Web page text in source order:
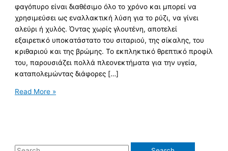
φαγόπυρο είναι διαθέσιμο όλο το χρόνο και μπορεί να
χρησιμεύσει ως εναλλακτική λύση για το ρύζι, να γίνει
αλεύρι ή χυλός. Όντας χωρίς γλουτένη, αποτελεί
εξαιρετικό υποκατάστατο του σιταριού, της σίκαλης, του
κριθαριού και της βρώμης. Το εκπληκτικό θρεπτικό προφίλ
του, παρουσιάζει πολλά πλεονεκτήματα για την υγεία,
καταπολεμώντας διάφορες […]
Read More »